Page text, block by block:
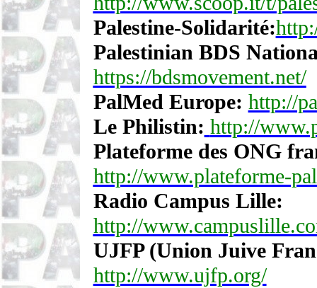
Palestine-Solidarité:
Palestinian BDS
https://bdsmovement.net/
PalMed Europe: http://
Le Philistin: http://
Plateforme des ONG
http://www.plateforme-
Radio Campus Lille:
http://
UJFP (Union Juive
http://www.ujfp.org/